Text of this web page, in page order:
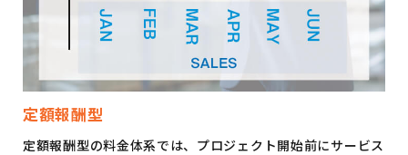
定額報酬型
定額報酬型の料金体系では、プロジェクト開始前にサービス